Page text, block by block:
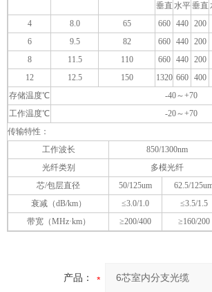
垂直 水平垂直
4
8.0 65 660 440 200
6
9.5 82 660 440 200
8
11.5 110 660 440 200
12
12.5 150 1320 660 400
存储温度℃
-40～+70
工作温度℃
-20～+70
传输特性：
工作波长
850/1300nm
光纤类别
多模光纤
芯/包层直径
50/125um 62.5/
衰减（dB/km）
≤3.0/1.0 ≤3.5/1.5
带宽（MHz·km）
≥200/400 ≥160/200
产品：